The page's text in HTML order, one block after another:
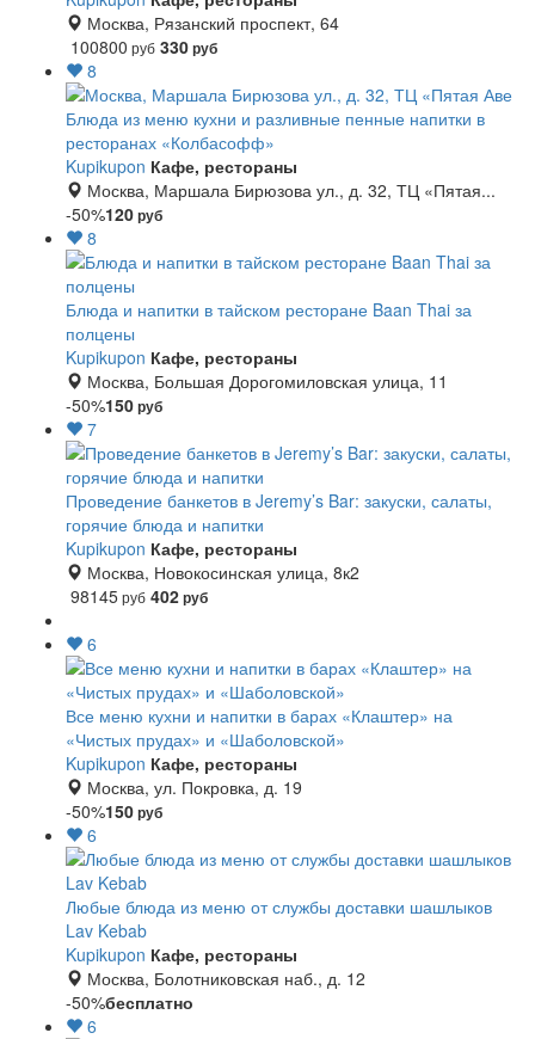
Москва, Рязанский проспект, 64
100800 руб 330руб
8
Блюда из меню кухни и разливные пенные напитки в
ресторанах «Колбасофф»
Kupikupon Кафе, рестораны
Москва, Маршала Бирюзова ул., д. 32, ТЦ «Пятая...
-50%120руб
8
Блюда и напитки в тайском ресторане Baan Thai за
полцены
Kupikupon Кафе, рестораны
Москва, Большая Дорогомиловская улица, 11
-50%150руб
7
Проведение банкетов в Jeremy’s Bar: закуски, салаты,
горячие блюда и напитки
Kupikupon Кафе, рестораны
Москва, Новокосинская улица, 8к2
98145руб 402руб
6
Все меню кухни и напитки в барах «Клаштер» на
«Чистых прудах» и «Шаболовской»
Kupikupon Кафе, рестораны
Москва, ул. Покровка, д. 19
-50%150руб
6
Любые блюда из меню от службы доставки шашлыков
Lav Kebab
Kupikupon Кафе, рестораны
Москва, Болотниковская наб., д. 12
-50%бесплатно
6